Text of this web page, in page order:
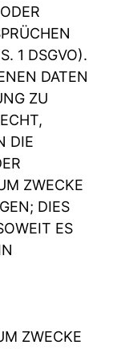
1 DSGVO).
DATEN
ZU
DIE
ZWECKE
DIES
ES
ZWECKE